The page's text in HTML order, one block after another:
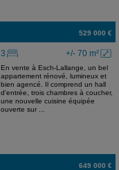
529 000 €
+/- 70 m²
3
En vente à Esch-Lallange, un bel
appartement rénové, lumineux et
bien agencé. Il comprend un hall
d'entrée, trois chambres à coucher,
une nouvelle cuisine équipée
ouverte sur ...
649 000 €